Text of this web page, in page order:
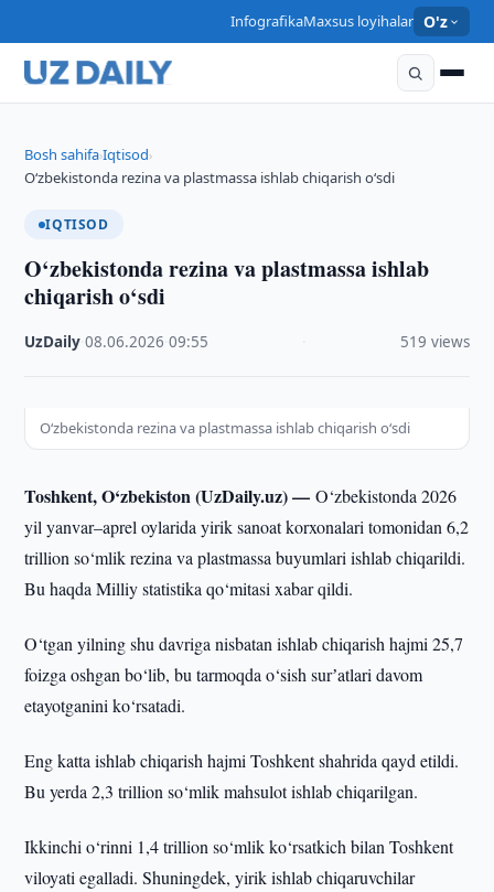
InfografikaMaxsus loyihalar O'z
Bosh sahifa›Iqtisod›
O‘zbekistonda rezina va plastmassa ishlab chiqarish o‘sdi
IQTISOD
O‘zbekistonda rezina va plastmassa ishlab
chiqarish o‘sdi
UzDaily ·08.06.2026 ·09:55 519 views
O‘zbekistonda rezina va plastmassa ishlab chiqarish o‘sdi
Toshkent, O‘zbekiston (UzDaily.uz) —O‘zbekistonda 2026
yil yanvar–aprel oylarida yirik sanoat korxonalari tomonidan 6,2
trillion so‘mlik rezina va plastmassa buyumlari ishlab chiqarildi.
Bu haqda Milliy statistika qo‘mitasi xabar qildi.
O‘tgan yilning shu davriga nisbatan ishlab chiqarish hajmi 25,7
foizga oshgan bo‘lib, bu tarmoqda o‘sish surʼatlari davom
etayotganini ko‘rsatadi.
Eng katta ishlab chiqarish hajmi Toshkent shahrida qayd etildi.
Bu yerda 2,3 trillion so‘mlik mahsulot ishlab chiqarilgan.
Ikkinchi o‘rinni 1,4 trillion so‘mlik ko‘rsatkich bilan Toshkent
viloyati egalladi. Shuningdek, yirik ishlab chiqaruvchilar